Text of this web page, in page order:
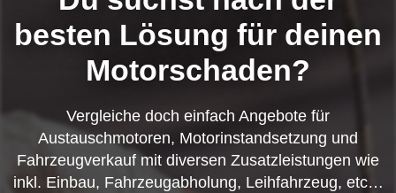
besten Lösung für deinen
Motorschaden?
Vergleiche doch einfach Angebote für
Austauschmotoren, Motorinstandsetzung und
Fahrzeugverkauf mit diversen Zusatzleistungen wie
inkl. Einbau, Fahrzeugabholung, Leihfahrzeug, etc…